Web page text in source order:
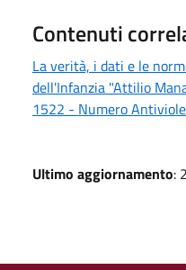
Contenuti
La verità, i dati e le
dell'Infanzia "Attilio
1522 - Numero
Ultimo aggiornamento: